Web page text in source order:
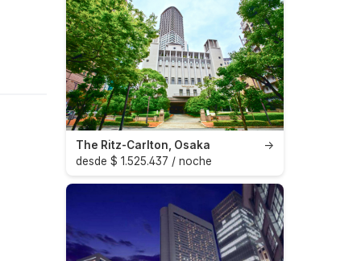
→
The Ritz-Carlton, Osaka
desde $ 1.525.437 / noche